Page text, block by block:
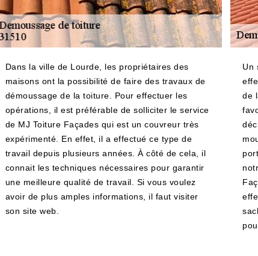
Dans la ville de Lourde, les propriétaires des
maisons ont la possibilité de faire des travaux de
démoussage de la toiture. Pour effectuer les
opérations, il est préférable de solliciter le service
de MJ Toiture Façades qui est un couvreur très
expérimenté. En effet, il a effectué ce type de
travail depuis plusieurs années. À côté de cela, il
connait les techniques nécessaires pour garantir
une meilleure qualité de travail. Si vous voulez
avoir de plus amples informations, il faut visiter
son site web.
Un
de